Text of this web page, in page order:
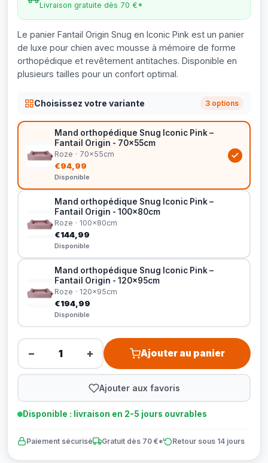
Livraison gratuite dès 70 €*
Le panier Fantail Origin Snug en Iconic Pink est un panier
de luxe pour chien avec mousse à mémoire de forme
orthopédique et revêtement antitaches. Disponible en
plusieurs tailles pour un confort optimal.
Choisissez votre variante 3 options
Mand orthopédique Snug Iconic Pink –
Fantail Origin - 70x55cm
Roze · 70x55cm
€94,99
Disponible
Mand orthopédique Snug Iconic Pink –
Fantail Origin - 100x80cm
Roze · 100x80cm
€144,99
Disponible
Mand orthopédique Snug Iconic Pink –
Fantail Origin - 120x95cm
Roze · 120x95cm
€194,99
Disponible
− + Ajouter au panier
Ajouter aux favoris
Disponible : livraison en 2-5 jours ouvrables
Paiement sécurisé Gratuit dès 70 €* Retour sous 14 jours